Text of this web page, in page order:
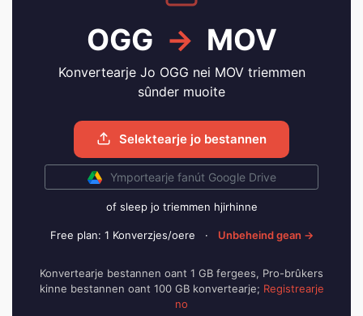
OGG → MOV
Konvertearje Jo OGG nei MOV triemmen
sûnder muoite
Selektearje jo bestannen
Ymportearje fanút Google Drive
of sleep jo triemmen hjirhinne
Free plan: 1 Konverzjes/oere · Unbeheind gean →
Konvertearje bestannen oant 1 GB fergees, Pro-brûkers
kinne bestannen oant 100 GB konvertearje; Registrearje
no